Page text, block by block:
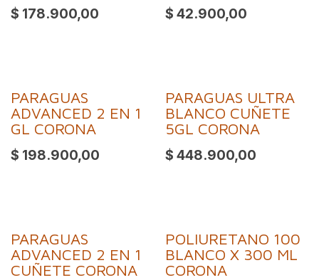
$ 178.900,00 $ 42.900,00
PARAGUAS
ADVANCED 2 EN 1
GL CORONA
$ 198.900,00
PARAGUAS ULTRA
BLANCO CUÑETE
5GL CORONA
$ 448.900,00
PARAGUAS
ADVANCED 2 EN 1
CUÑETE CORONA
POLIURETANO 100
BLANCO X 300 ML
CORONA